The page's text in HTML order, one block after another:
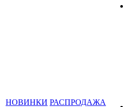
НОВИНКИ РАСПРОДАЖА